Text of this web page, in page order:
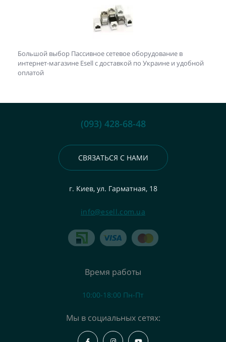
Большой выбор Пассивное сетевое оборудование в
интернет-магазине Esell с доставкой по Украине и удобной
оплатой
(093) 428-68-48
СВЯЗАТЬСЯ С НАМИ
г. Киев, ул. Гарматная, 18
info@esell.com.ua
Время работы
10:00-18:00 Пн-Пт
Мы в социальных сетях: